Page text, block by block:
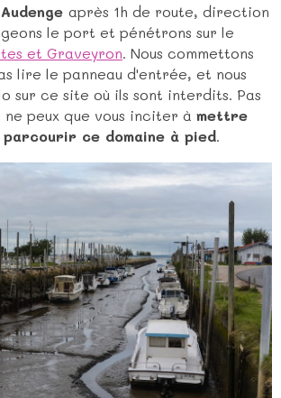
Audenge après 1h de route, direction
le port et pénétrons sur le
et Graveyron. Nous commettons
lire le panneau d'entrée, et nous
sur ce site où ils sont interdits. Pas
peux que vous inciter à mettre
parcourir ce domaine à pied.